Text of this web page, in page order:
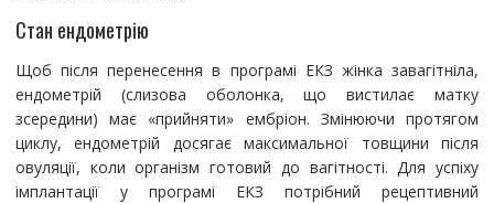
Стан ендометрію
Щоб після перенесення в програмі ЕКЗ жінка завагітніла,
ендометрій (слизова оболонка, що вистилає матку
зсередини) має «прийняти» ембріон. Змінюючи протягом
циклу, ендометрій досягає максимальної товщини після
овуляції, коли організм готовий до вагітності. Для успіху
імплантації у програмі ЕКЗ потрібний рецептивний